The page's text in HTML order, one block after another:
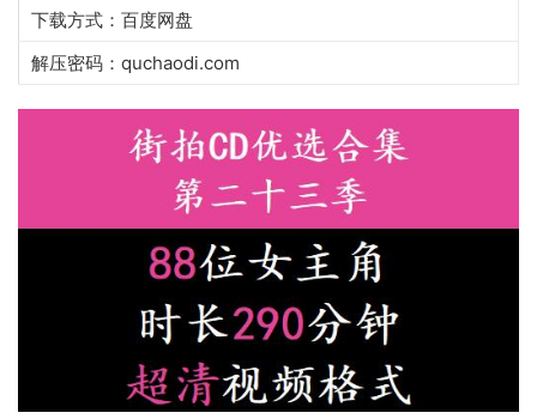
下载方式：百度网盘
解压密码：quchaodi.com